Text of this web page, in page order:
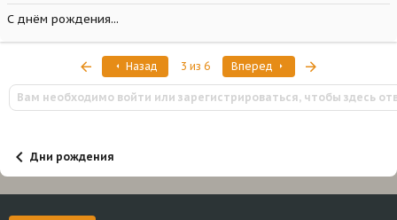
С днём рождения...
ПервыйНазад 3 из 6 Вперед
Вам необходимо войти или зарегистрироваться, чтобы здесь
Дни рождения